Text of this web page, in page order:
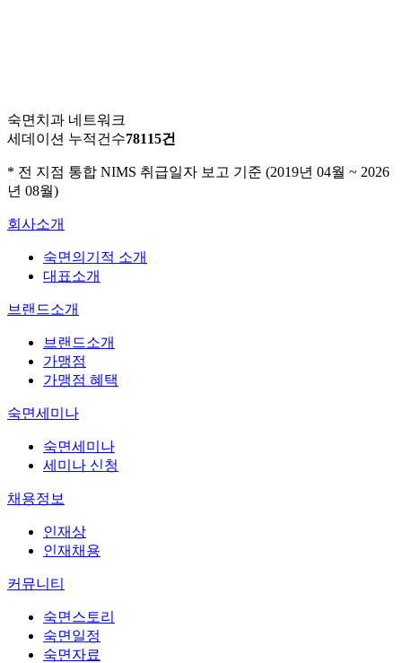
숙면치과 네트워크
세데이션 누적건수78115건
* 전 지점 통합 NIMS 취급일자 보고 기준 (2019년 04월 ~ 2026
년 08월)
회사소개
숙면의기적 소개
대표소개
브랜드소개
브랜드소개
가맹점
가맹점 혜택
숙면세미나
숙면세미나
세미나 신청
채용정보
인재상
인재채용
커뮤니티
숙면스토리
숙면일정
숙면자료